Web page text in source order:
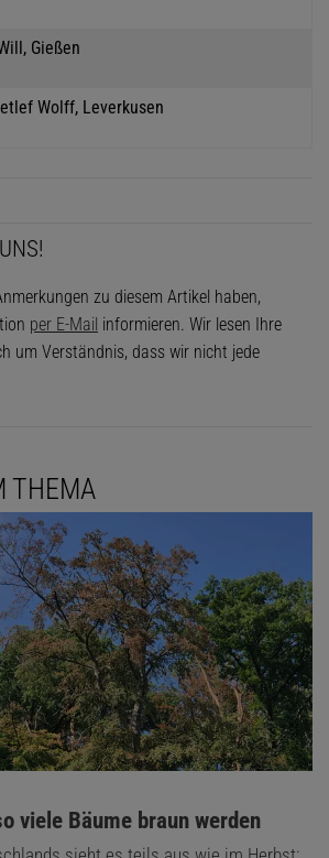
Gießen
Wolff, Leverkusen
zu diesem Artikel haben,
per E-Mail informieren. Wir lesen Ihre
um Verständnis, dass wir nicht jede
THEMA
viele Bäume braun werden